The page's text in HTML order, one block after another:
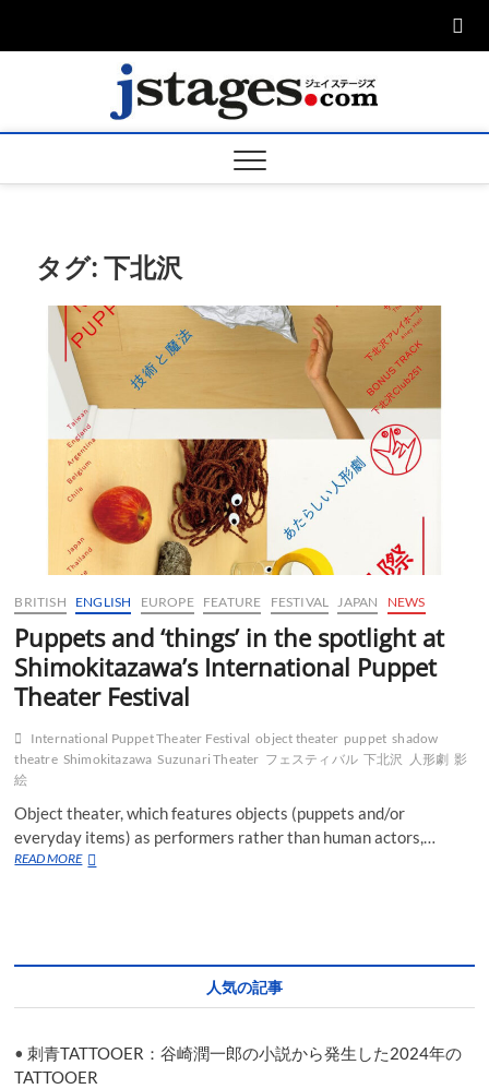
ージ
タグ:下北沢
BRITISH ENGLISH EUROPE FEATURE FESTIVAL JAPAN NEWS
Puppets and ‘things’ in the spotlight at
Shimokitazawa’s International Puppet
Theater Festival
International Puppet Theater Festival object theater puppet shadow
theatre Shimokitazawa Suzunari Theater フェスティバル 下北沢 人形劇 影
絵
Object theater, which features objects (puppets and/or
everyday items) as performers rather than human actors,…
READ MOREPuppets
International
Theater
Festival
人気の記事
•刺青TATTOOER：谷崎潤一郎の小説から発生した2024年の
TATTOOER